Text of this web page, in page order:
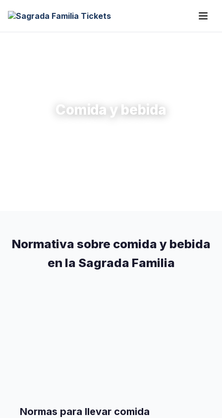
Comida y bebida
Normativa sobre comida y bebida
en la Sagrada Familia
Normas para llevar comida